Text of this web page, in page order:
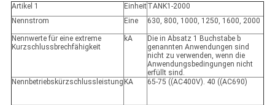
Artikel 1 EinheitTANK1-2000
Nennstrom
Eine 630, 800, 1000, 1250, 1600, 2000
Nennwerte für eine extreme
Kurzschlussbrechfähigkeit
kA
Die in Absatz 1 Buchstabe b
genannten Anwendungen sind
nicht zu verwenden, wenn die
Anwendungsbedingungen nicht
erfüllt sind.
Nennbetriebskürzschlussleistung KA 65-75 ((AC400V). 40 ((AC690)